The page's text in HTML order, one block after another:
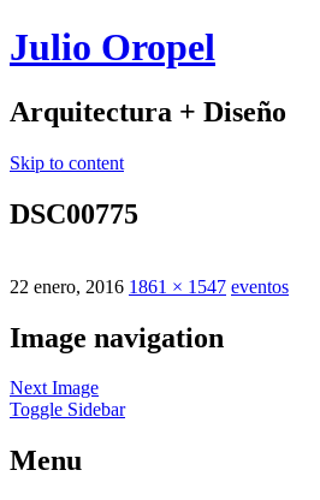
Julio Oropel
Arquitectura + Diseño
Skip to content
DSC00775
22 enero, 2016 1861 × 1547 eventos
Image navigation
Next Image
Toggle Sidebar
Menu